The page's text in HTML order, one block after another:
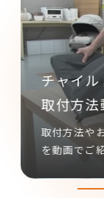
取扱・
せ方など